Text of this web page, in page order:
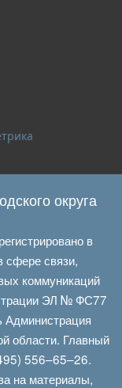
округа
в
сфере связи,
коммуникаций
ЭЛ № ФС77
области. Главный
556–65–26.
на материалы,